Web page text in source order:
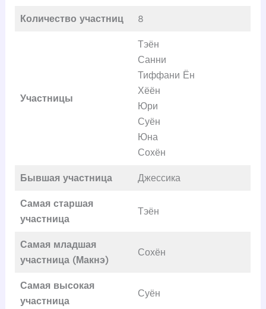
Количество участниц 8
Участницы
Тэён
Санни
Тиффани Ён
Хёён
Юри
Суён
Юна
Сохён
Бывшая участница Джессика
Самая старшая
участница
Тэён
Самая младшая
участница (Макнэ)
Сохён
Самая высокая
участница
Суён